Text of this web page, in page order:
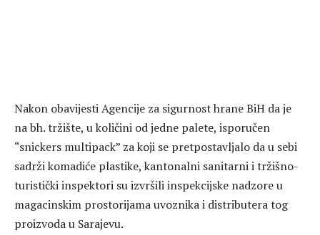
Nakon obavijesti Agencije za sigurnost hrane BiH da je
na bh. tržište, u količini od jedne palete, isporučen
“snickers multipack” za koji se pretpostavljalo da u sebi
sadrži komadiće plastike, kantonalni sanitarni i tržišno-
turistički inspektori su izvršili inspekcijske nadzore u
magacinskim prostorijama uvoznika i distributera tog
proizvoda u Sarajevu.